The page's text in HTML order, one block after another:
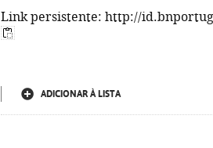
Link persistente: http://
ADICIONAR À LISTA